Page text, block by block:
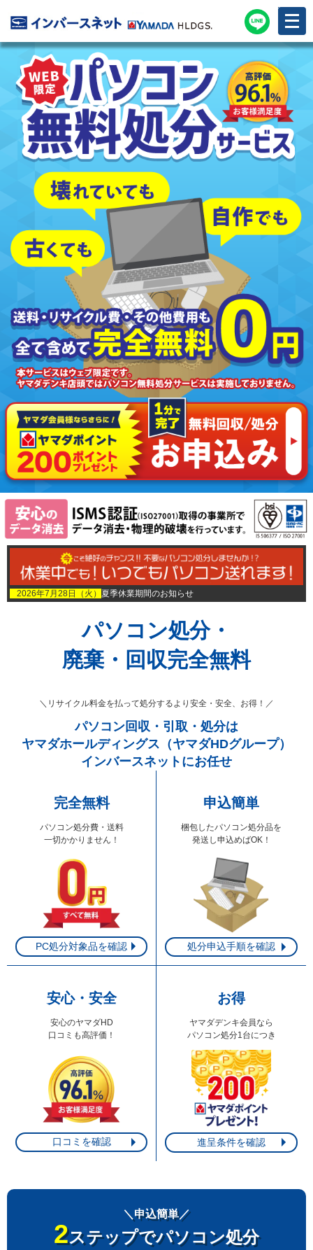
メ
ニ
ュ
ー
開
く
2026年7月28日（火） 夏季休業期間のお知らせ
パソコン処分・
廃棄・回収完全無料
＼リサイクル料金を払って処分するより安全・安全、お得！／
パソコン回収・引取・処分は
ヤマダホールディングス（ヤマダHDグループ）
インバースネットにお任せ
完全無料
パソコン処分費・送料
一切かかりません！
PC処分対象品を確認
申込簡単
梱包したパソコン処分品を
発送し申込めばOK！
処分申込手順を確認
安心・安全
安心のヤマダHD
口コミも高評価！
口コミを確認
お得
ヤマダデンキ会員なら
パソコン処分1台につき
進呈条件を確認
＼申込簡単／
2ステップでパソコン処分